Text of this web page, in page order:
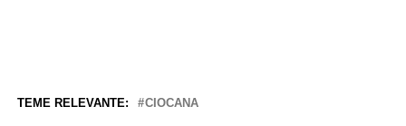
TEME RELEVANTE: CIOCANA